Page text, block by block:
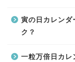
寅の日カレン
ク？
一粒万倍日カレ